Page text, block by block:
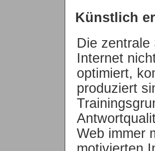
Künstlich
Die zentrale
Internet
optimiert,
produziert
Web immer